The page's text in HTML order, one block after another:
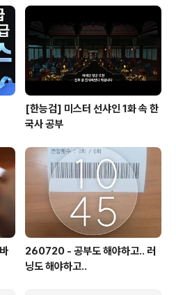
[한능검] 미스터 선샤인 1화 속 한
국사 공부
260720 - 공부도 해야하고.. 러
닝도 해야하고..